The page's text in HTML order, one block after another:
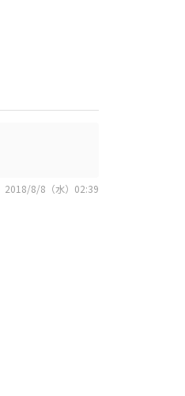
2018/8/8（水）02:39